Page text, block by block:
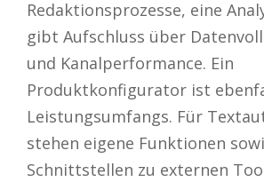
Redaktionsprozesse, eine
gibt Aufschluss über
und Kanalperformance. Ein
Produktkonfigurator ist
Leistungsumfangs. Für
stehen eigene Funktionen
Schnittstellen zu externen